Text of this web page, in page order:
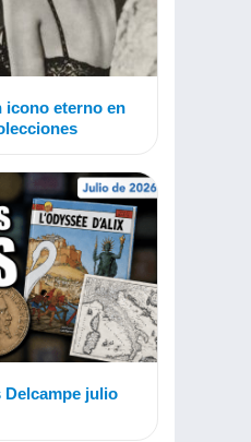
icono eterno en
Delcampe julio